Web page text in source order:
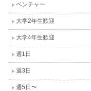
ベンチャー
大学2年生歓迎
大学4年生歓迎
週1日
週3日
週5日〜